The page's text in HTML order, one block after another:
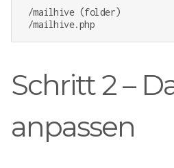
/mailhive (folder)
Schritt 2 –
anpassen